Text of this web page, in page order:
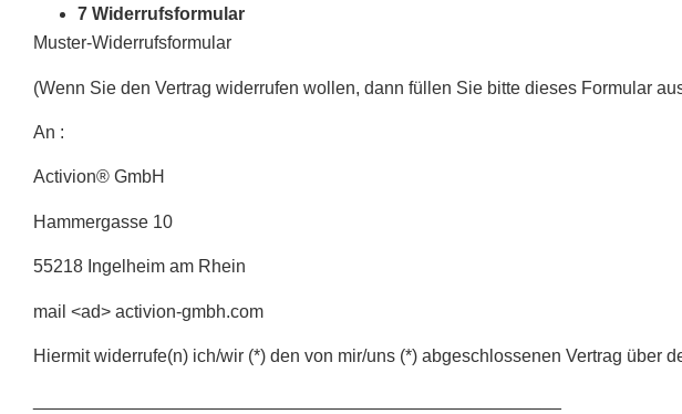
7 Widerrufsformular
Muster-Widerrufsformular
(Wenn Sie den Vertrag widerrufen wollen, dann füllen Sie bitte dieses Formular
An :
Activion® GmbH
Hammergasse 10
​55218 Ingelheim am Rhein
mail <ad> activion-gmbh.com
Hiermit widerrufe(n) ich/wir (*) den von mir/uns (*) abgeschlossenen Vertrag